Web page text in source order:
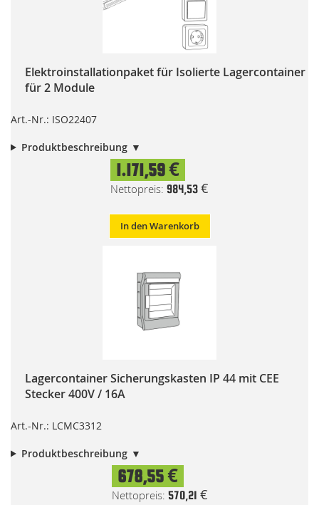
Elektroinstallationpaket für Isolierte Lagercontainer
für 2 Module
Art.-Nr.: ISO22407
Produktbeschreibung
1.171,59 €
984,53 €
In den Warenkorb
Lagercontainer Sicherungskasten IP 44 mit CEE
Stecker 400V / 16A
Art.-Nr.: LCMC3312
Produktbeschreibung
678,55 €
570,21 €